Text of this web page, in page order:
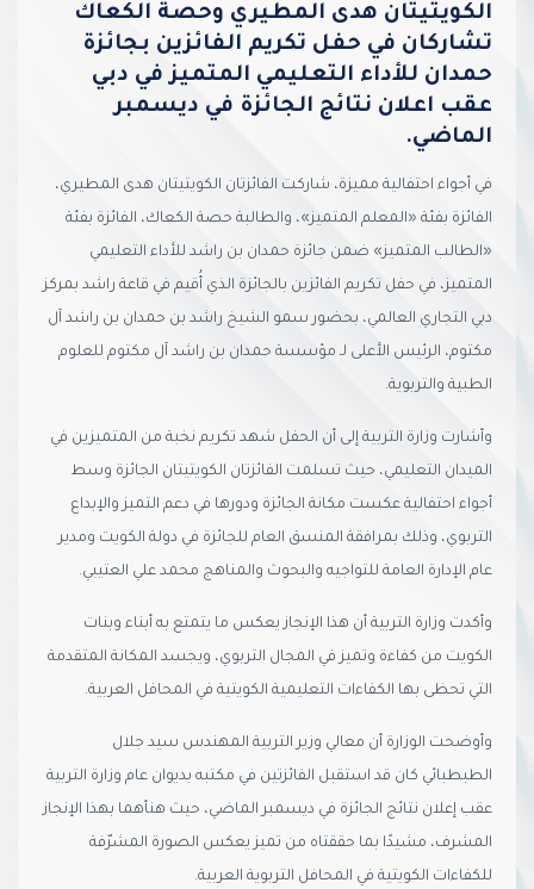
الكويتيتان هدى المطيري وحصة الكعاك
تشاركان في حفل تكريم الفائزين بجائزة
حمدان للأداء التعليمي المتميز في دبي
عقب اعلان نتائج الجائزة في ديسمبر
الماضي.
في أجواء احتفالية مميزة، شاركت الفائزتان الكويتيتان هدى المطيري،
الفائزة بفئة «المعلم المتميز»، والطالبة حصة الكعاك، الفائزة بفئة
«الطالب المتميز» ضمن جائزة حمدان بن راشد للأداء التعليمي
المتميز، في حفل تكريم الفائزين بالجائزة الذي أُقيم في قاعة راشد بمركز
دبي التجاري العالمي، بحضور سمو الشيخ راشد بن حمدان بن راشد آل
مكتوم، الرئيس الأعلى لـ مؤسسة حمدان بن راشد آل مكتوم للعلوم
الطبية والتربوية.
وأشارت وزارة التربية إلى أن الحفل شهد تكريم نخبة من المتميزين في
الميدان التعليمي، حيث تسلمت الفائزتان الكويتيتان الجائزة وسط
أجواء احتفالية عكست مكانة الجائزة ودورها في دعم التميز والإبداع
التربوي، وذلك بمرافقة المنسق العام للجائزة في دولة الكويت ومدير
عام الإدارة العامة للتواجيه والبحوث والمناهج محمد علي العتيبي.
وأكدت وزارة التربية أن هذا الإنجاز يعكس ما يتمتع به أبناء وبنات
الكويت من كفاءة وتميز في المجال التربوي، ويجسد المكانة المتقدمة
التي تحظى بها الكفاءات التعليمية الكويتية في المحافل العربية.
وأوضحت الوزارة أن معالي وزير التربية المهندس سيد جلال
الطبطبائي كان قد استقبل الفائزتين في مكتبه بديوان عام وزارة التربية
عقب إعلان نتائج الجائزة في ديسمبر الماضي، حيث هنأهما بهذا الإنجاز
المشرف، مشيدًا بما حققتاه من تميز يعكس الصورة المشرّفة
للكفاءات الكويتية في المحافل التربوية العربية.